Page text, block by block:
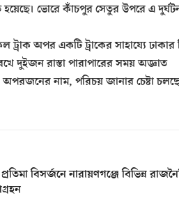
হয়েছে। ভোরে কাঁচপুর সেতুর উপরে এ
অপর একটি ট্রাকের সাহায্যে ঢাকার
দুইজন রাস্তা পারাপারের সময় অজ্ঞাত
নাম, পরিচয় জানার চেষ্টা
প্রতিমা বিসর্জনে নারায়ণগঞ্জে বিভিন্ন